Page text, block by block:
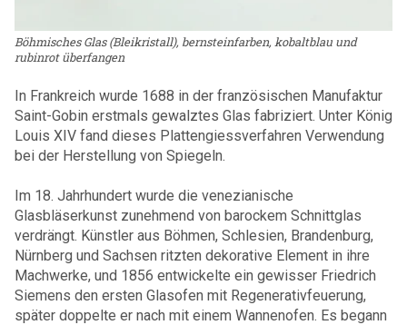
Böhmisches Glas (Bleikristall), bernsteinfarben, kobaltblau und
rubinrot überfangen
In Frankreich wurde 1688 in der französischen Manufaktur
Saint-Gobin erstmals gewalztes Glas fabriziert. Unter König
Louis XIV fand dieses Plattengiessverfahren Verwendung
bei der Herstellung von Spiegeln.
Im 18. Jahrhundert wurde die venezianische
Glasbläserkunst zunehmend von barockem Schnittglas
verdrängt. Künstler aus Böhmen, Schlesien, Brandenburg,
Nürnberg und Sachsen ritzten dekorative Element in ihre
Machwerke, und 1856 entwickelte ein gewisser Friedrich
Siemens den ersten Glasofen mit Regenerativfeuerung,
später doppelte er nach mit einem Wannenofen. Es begann